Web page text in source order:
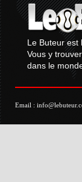
Le Buteur est
Vous y
dans le
Email :